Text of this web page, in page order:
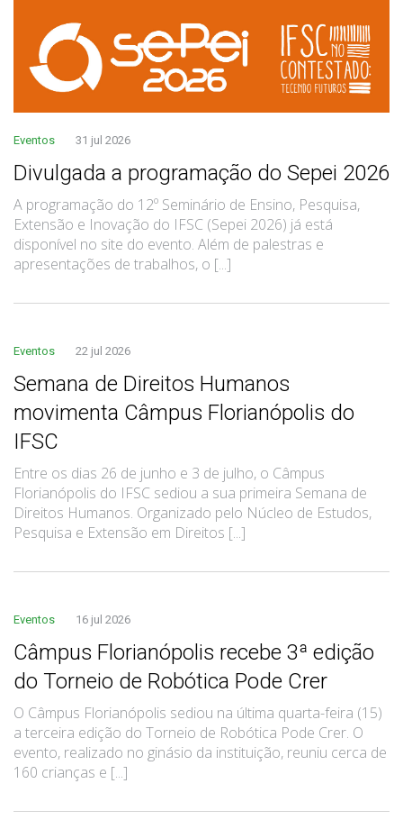
Eventos 31 jul 2026
Divulgada a programação do Sepei 2026
A programação do 12º Seminário de Ensino, Pesquisa,
Extensão e Inovação do IFSC (Sepei 2026) já está
disponível no site do evento. Além de palestras e
apresentações de trabalhos, o [...]
Eventos 22 jul 2026
Semana de Direitos Humanos
movimenta Câmpus Florianópolis do
IFSC
Entre os dias 26 de junho e 3 de julho, o Câmpus
Florianópolis do IFSC sediou a sua primeira Semana de
Direitos Humanos. Organizado pelo Núcleo de Estudos,
Pesquisa e Extensão em Direitos [...]
Eventos 16 jul 2026
Câmpus Florianópolis recebe 3ª edição
do Torneio de Robótica Pode Crer
O Câmpus Florianópolis sediou na última quarta-feira (15)
a terceira edição do Torneio de Robótica Pode Crer. O
evento, realizado no ginásio da instituição, reuniu cerca de
160 crianças e [...]